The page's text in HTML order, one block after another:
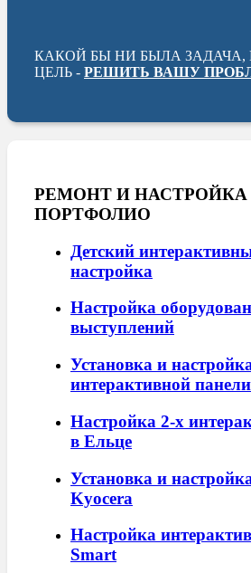
КАКОЙ БЫ НИ БЫЛА ЗАДАЧА,
ЦЕЛЬ - РЕШИТЬ ВАШУ
РЕМОНТ И НАСТРОЙКА
ПОРТФОЛИО
Детский
настройка
Настройка
выступлений
Установка и
интерактивной панели
Настройка 2-х
в Ельце
Установка и
Kyocera
Настройка
Smart